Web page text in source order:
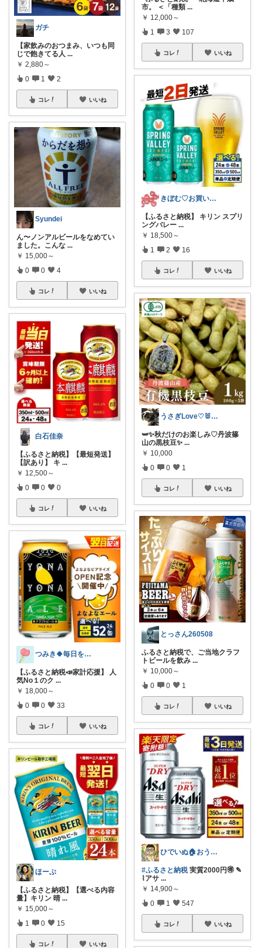
ガチ
【家飲みのおつまみ、いつも同
じで飽きてる人 ...
￥ 2,880～
0 1 2
コレ いいね
Syundei
ん〜ノンアルビールをなめてい
ました。こんな ...
￥ 15,000～
0 0 4
コレ いいね
白石佳奈
【ふるさと納税】【最短発送】
【訳あり】 キ ...
￥ 12,500～
0 0 0
コレ いいね
つみき🍀毎日をご機嫌にする♡
【ふるさと納税📣家計応援】 人
気No１のク ...
￥ 18,000～
0 0 33
コレ いいね
ほーぷ
【ふるさと納税】【選べる内容
量】キリン 晴 ...
￥ 15,000～
1 0 15
コレ いいね
市。 ＜「種類 ...
￥ 12,000～
1 3 107
コレ いいね
きぼむ♡お買い物教えてネ
【ふるさと納税】 キリン スプリ
ングバレー ...
￥ 18,500～
1 2 16
コレ いいね
うさぎLove♡🐰みーちゃん🐰
🫛✨秋だけのお楽しみ♡丹波篠
山の黒枝豆✨ ...
￥ 10,000
0 0 1
コレ いいね
とっさん260508
ふるさと納税で、ご当地クラフ
トビールを飲み ...
￥ 10,000～
0 0 1
コレ いいね
ひでいぬ🏠おうちをアイテムで快適！！
#ふるさと納税実質2000円🉐 ✎
⌇アサ ...
￥ 14,900～
0 1 547
コレ いいね